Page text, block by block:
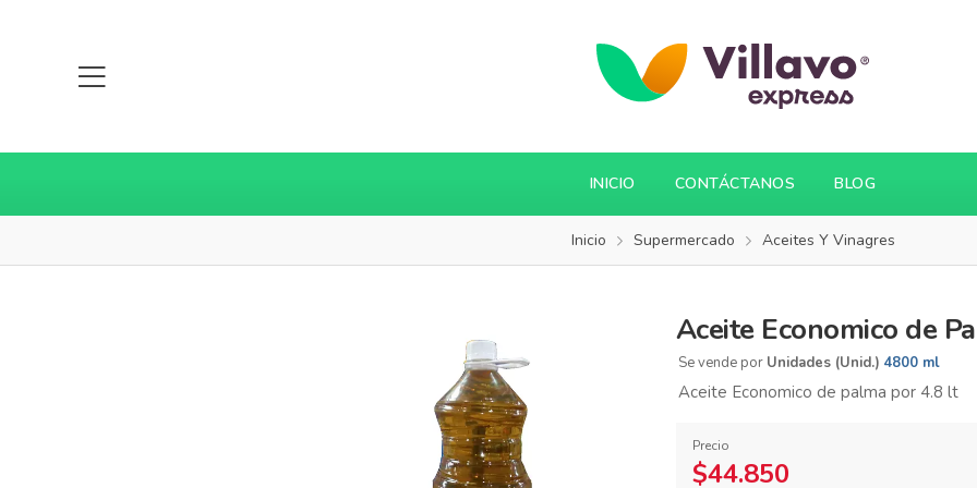
INICIO CONTÁCTANOS BLOG
Inicio Supermercado Aceites Y Vinagres
Aceite Economico de
Se vende por Unidades (Unid.) 4800 ml
Aceite Economico de palma por 4.8 lt
Precio
$44.850